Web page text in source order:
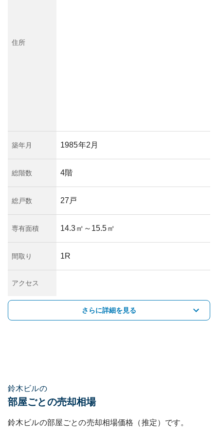
住所
築年月 1985年2月
総階数 4階
総戸数 27戸
専有面積 14.3㎡ ～15.5㎡
間取り 1R
アクセス
さらに詳細を見る
鈴木ビルの
部屋ごとの売却相場
鈴木ビルの部屋ごとの売却相場価格（推定）です。